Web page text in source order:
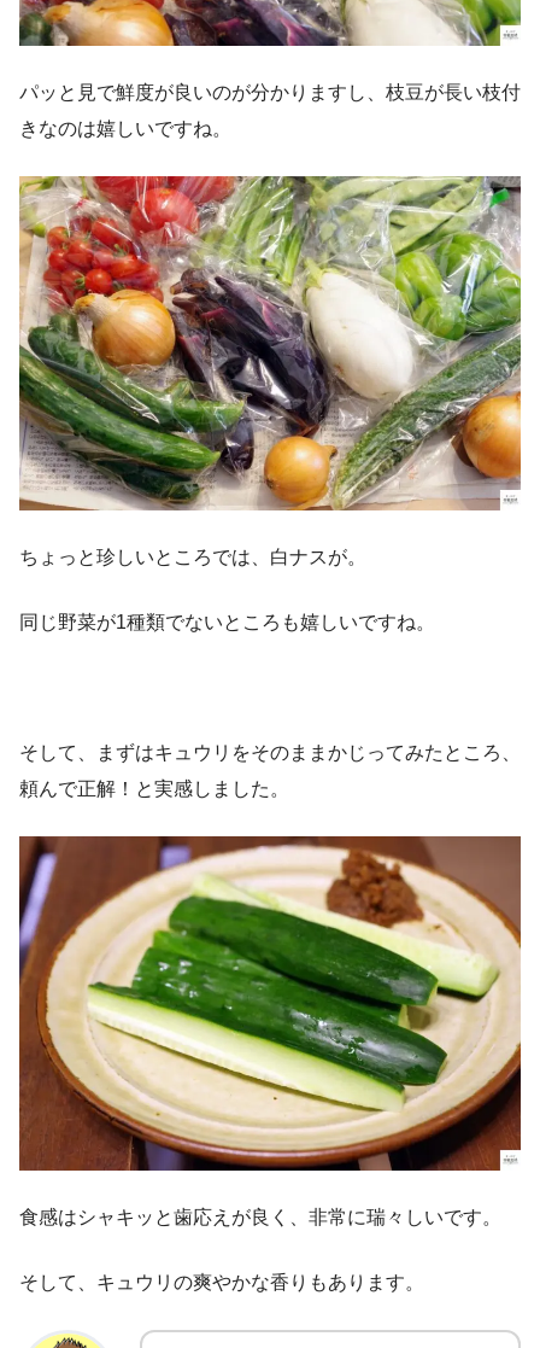
パッと見で鮮度が良いのが分かりますし、枝豆が長い枝付
きなのは嬉しいですね。
ちょっと珍しいところでは、白ナスが。
同じ野菜が1種類でないところも嬉しいですね。
そして、まずはキュウリをそのままかじってみたところ、
頼んで正解！と実感しました。
食感はシャキッと歯応えが良く、非常に瑞々しいです。
そして、キュウリの爽やかな香りもあります。